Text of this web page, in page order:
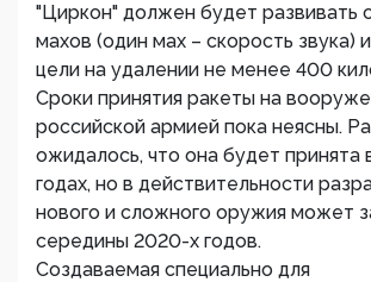
"Циркон" должен будет развивать
махов (один мах – скорость звука)
цели на удалении не менее 400
Сроки принятия ракеты на
российской армией пока неясны.
ожидалось, что она будет принята
годах, но в действительности
нового и сложного оружия может
середины 2020-х годов.
Создаваемая специально для